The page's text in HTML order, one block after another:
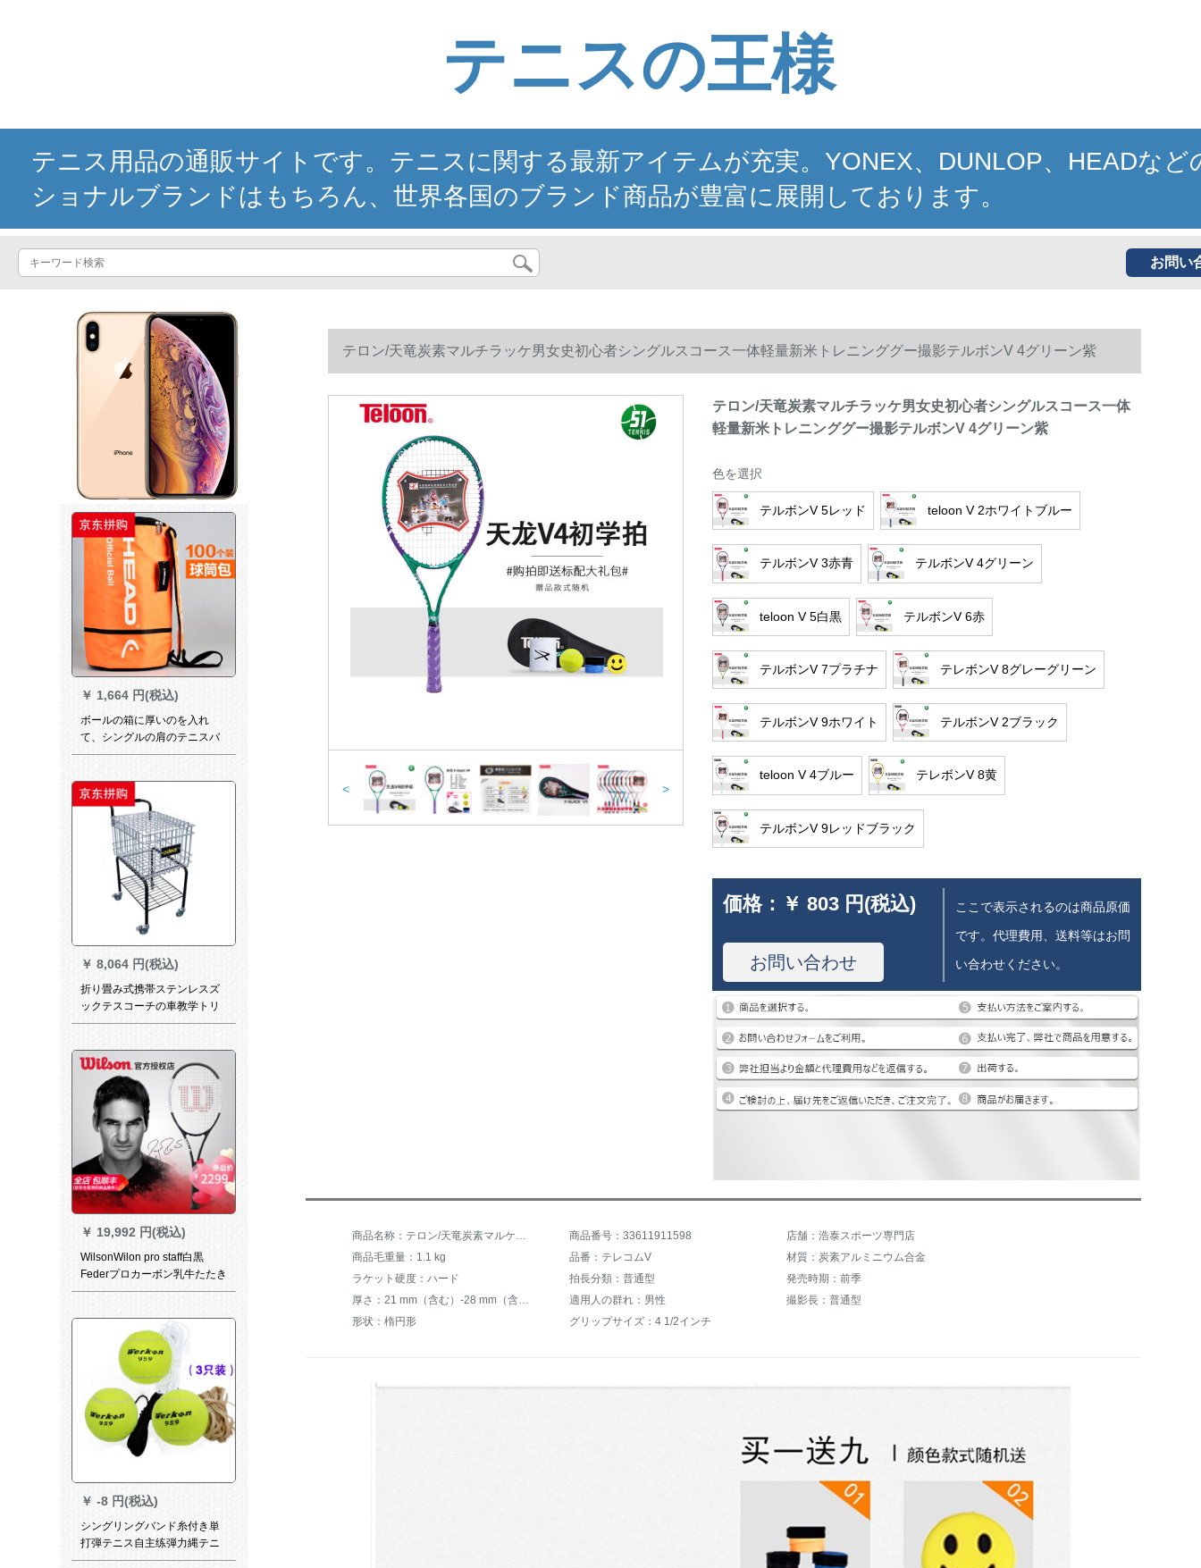
テニスの王様
テニス用品の通販サイトです。テニスに関する最新アイテムが充実。YONEX、DUNLOP、HEADなど
ショナルブランドはもちろん、世界各国のブランド商品が豊富に展開しております。
お問い
￥ 1,664 円(税込)
ボールの箱に厚いのを入れ
て、シングルの肩のテニスバ
ッグ100個のボールを詰めて
包んで、100個はオレンジ色
のボールの筒を詰めて包みま
￥ 8,064 円(税込)
折り畳み式携帯ステンレスズ
ックテスコーチの車教学トリ
ニングースボックス金属トレ
を入れてキーホルダーを一つ
プレゼントします。
￥ 19,992 円(税込)
WilsonWilon pro staff白黒
Federプロカーボン乳牛たたき
ウィルソンRF 97ラッケセッ
￥ -8 円(税込)
シングリングバンド糸付き単
打弾テニス自主练弾力縄テニ
ウス三つの959球に三本の黒
テロン/天竜炭素マルチラッケ男女史初心者シングルスコース一体軽量新米トレニンググー撮影テルボンV 4グリーン紫
< >
テロン/天竜炭素マルチラッケ男女史初心者シングルスコース一体
軽量新米トレニンググー撮影テルボンV 4グリーン紫
色を選択
テルボンV 5レッド teloon V 2ホワイトブルー
テルボンV 3赤青 テルボンV 4グリーン
teloon V 5白黒 テルボンV 6赤
テルボンV 7プラチナ テレボンV 8グレーグリーン
テルボンV 9ホワイト テルボンV 2ブラック
teloon V 4ブルー テレボンV 8黄
テルボンV 9レッドブラック
価格： ￥ 803 円(税込)
お問い合わせ
ここで表示されるのは商品原価
です。代理費用、送料等はお問
い合わせください。
商品名称：テロン/天竜炭素マルケ男女史初心者シンゲルセット一体軽量新米トレニーグー撮影テルボンV 4緑紫 商品番号：33611911598
店舗：浩泰スポーツ専門店
商品毛重量：1.1 kg
品番：テレコムV
材質：炭素アルミニウム合金
ラケット硬度：ハード
拍長分類：普通型
発売時期：前季
厚さ：21 mm（含む）-28 mm（含む）
適用人の群れ：男性
撮影長：普通型
形状：楕円形
グリップサイズ：4 1/2インチ